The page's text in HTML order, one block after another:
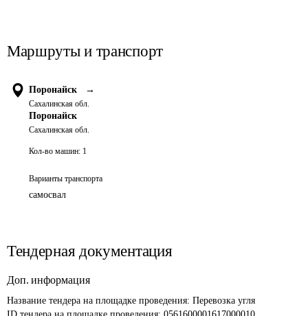
Маршруты и транспорт
Поронайск →
Сахалинская обл.
Поронайск
Сахалинская обл.
Кол-во машин: 1
Варианты транспорта
самосвал
Тендерная документация
Доп. информация
Название тендера на площадке проведения: Перевозка угля